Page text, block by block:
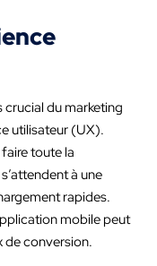
du marketing
utilisateur (UX).
toute la
à une
rapides.
mobile peut
de conversion.